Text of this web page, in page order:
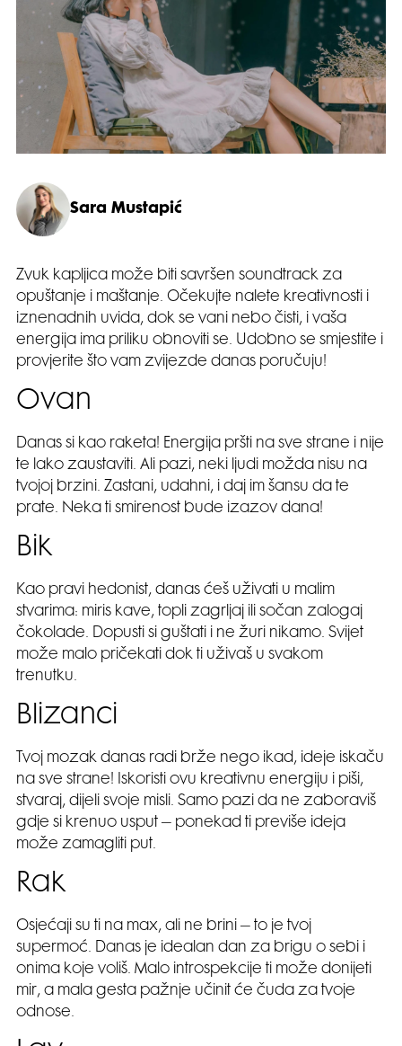
Sara Mustapić
Zvuk kapljica može biti savršen soundtrack za
opuštanje i maštanje. Očekujte nalete kreativnosti i
iznenadnih uvida, dok se vani nebo čisti, i vaša
energija ima priliku obnoviti se. Udobno se smjestite i
provjerite što vam zvijezde danas poručuju!
Ovan
Danas si kao raketa! Energija pršti na sve strane i nije
te lako zaustaviti. Ali pazi, neki ljudi možda nisu na
tvojoj brzini. Zastani, udahni, i daj im šansu da te
prate. Neka ti smirenost bude izazov dana!
Bik
Kao pravi hedonist, danas ćeš uživati u malim
stvarima: miris kave, topli zagrljaj ili sočan zalogaj
čokolade. Dopusti si guštati i ne žuri nikamo. Svijet
može malo pričekati dok ti uživaš u svakom
trenutku.
Blizanci
Tvoj mozak danas radi brže nego ikad, ideje iskaču
na sve strane! Iskoristi ovu kreativnu energiju i piši,
stvaraj, dijeli svoje misli. Samo pazi da ne zaboraviš
gdje si krenuo usput – ponekad ti previše ideja
može zamagliti put.
Rak
Osjećaji su ti na max, ali ne brini – to je tvoj
supermoć. Danas je idealan dan za brigu o sebi i
onima koje voliš. Malo introspekcije ti može donijeti
mir, a mala gesta pažnje učinit će čuda za tvoje
odnose.